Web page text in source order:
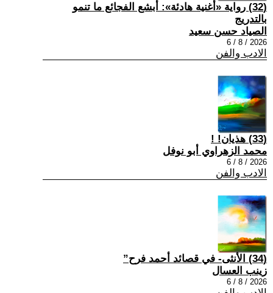
(32) رواية «أغنية هادئة»: أبشع الفجائع ما تنمو
بالتدريج
الصياد حسن سعيد
2026 / 8 / 6
الادب والفن
(33) هذيان! !
محمد الزهراوي أبو نوفل
2026 / 8 / 6
الادب والفن
(34) الأنثى- في قصائد أحمد فرح”
زينب العسال
2026 / 8 / 6